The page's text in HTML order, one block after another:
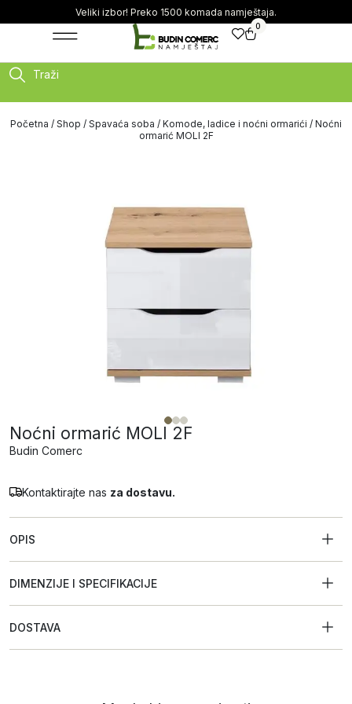
Veliki izbor! Preko 1500 komada namještaja.
0
Traži
Početna / Shop / Spavaća soba / Komode, ladice i noćni ormarići / Noćni
ormarić MOLI 2F
Noćni ormarić MOLI 2F
Budin Comerc
Kontaktirajte nas za dostavu.
OPIS
DIMENZIJE I SPECIFIKACIJE
DOSTAVA